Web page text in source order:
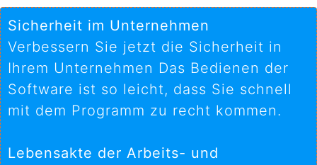
Sicherheit im Unternehmen
Verbessern Sie jetzt die Sicherheit in
Ihrem Unternehmen Das Bedienen der
Software ist so leicht, dass Sie schnell
mit dem Programm zu recht kommen.
Lebensakte der Arbeits- und